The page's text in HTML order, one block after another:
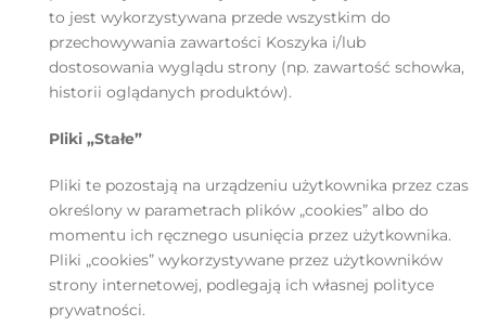
to jest wykorzystywana przede wszystkim do
przechowywania zawartości Koszyka i/lub
dostosowania wyglądu strony (np. zawartość schowka,
historii oglądanych produktów).
Pliki „Stałe”
Pliki te pozostają na urządzeniu użytkownika przez czas
określony w parametrach plików „cookies” albo do
momentu ich ręcznego usunięcia przez użytkownika.
Pliki „cookies” wykorzystywane przez użytkowników
strony internetowej, podlegają ich własnej polityce
prywatności.